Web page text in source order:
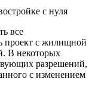
все
проект с жилищной
В некоторых
разрешений,
с изменением